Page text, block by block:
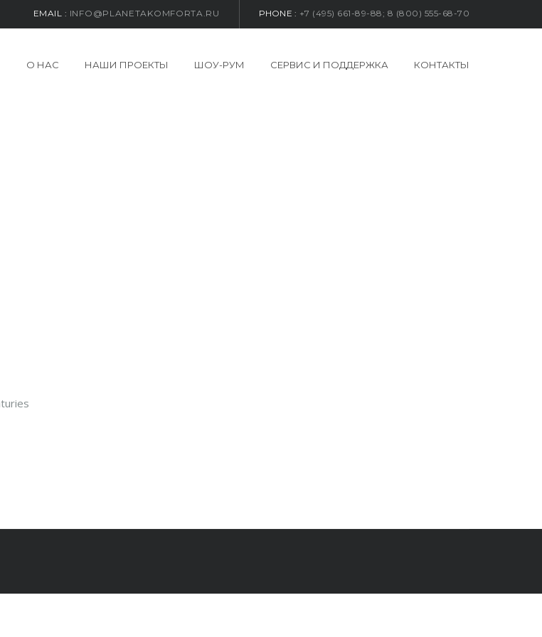
EMAIL : INFO@PLANETAKOMFORTA.RU PHONE : +7 (495) 661-89-88; 8 (800) 555-68-70
О НАС НАШИ ПРОЕКТЫ ШОУ-РУМ СЕРВИС И ПОДДЕРЖКА КОНТАКТЫ